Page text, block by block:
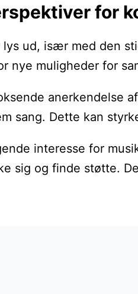
for
lys ud, især med den
nye muligheder for
anerkendelse
sang. Dette kan
interesse for
sig og finde støtte.